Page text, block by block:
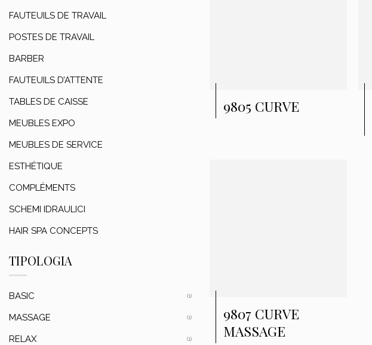
FAUTEUILS DE TRAVAIL
POSTES DE TRAVAIL
BARBER
FAUTEUILS D’ATTENTE
TABLES DE CAISSE
MEUBLES EXPO
MEUBLES DE SERVICE
ESTHÉTIQUE
COMPLÉMENTS
SCHEMI IDRAULICI
HAIR SPA CONCEPTS
TIPOLOGIA
BASIC (1)
MASSAGE (1)
RELAX (1)
9805 CURVE
9807 CURVE
MASSAGE